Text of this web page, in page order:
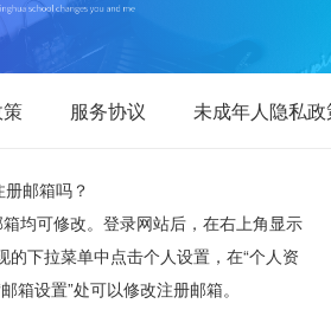
服务协议 未成年人隐私政
邮箱吗？
可修改。登录网站后，在右上角显示
的下拉菜单中点击个人设置，在“个人资
箱设置”处可以修改注册邮箱。